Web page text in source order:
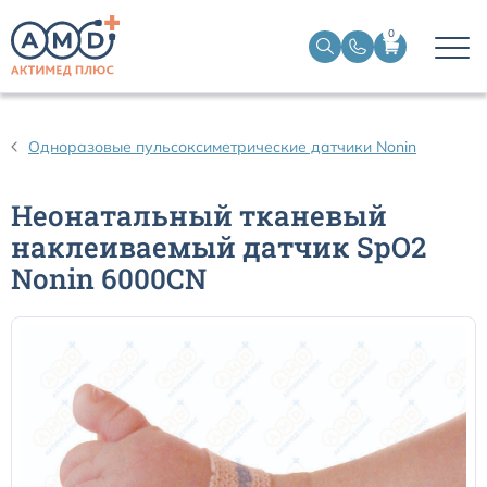
0
Одноразовые пульсоксиметрические датчики Nonin
Неонатальный тканевый
наклеиваемый датчик SpO2
Nonin 6000CN
Датчики ЭЭГ BIS
Кабели для кардиографов
Датчики кислорода для ИВЛ